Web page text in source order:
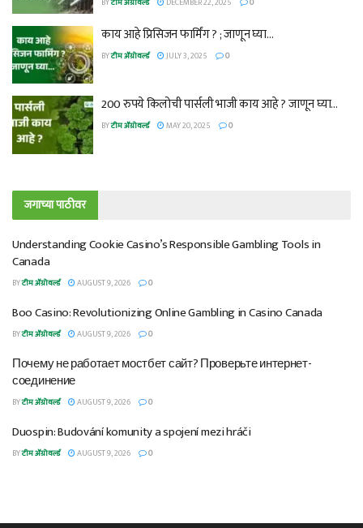
BYटीम ॲग्रोवर्ल्ड DECEMBER 22, 2025 0
काय आहे प्रिसिजन फार्मिंग ? ; जाणून घ्या…
BYटीम ॲग्रोवर्ल्ड JULY 3, 2025 0
200 रुपये किलोची पार्सली भाजी काय आहे ? जाणून घ्या…
BYटीम ॲग्रोवर्ल्ड MAY 20, 2025 0
जगाच्या पाठीवर
Understanding Cookie Casino’s Responsible Gambling Tools in
Canada
BYटीम ॲग्रोवर्ल्ड AUGUST 9, 2026 0
Boo Casino: Revolutionizing Online Gambling in Casino Canada
BYटीम ॲग्रोवर्ल्ड AUGUST 9, 2026 0
Почему не работает мостбет сайт? Проверьте интернет-
соединение
BYटीम ॲग्रोवर्ल्ड AUGUST 9, 2026 0
Duospin: Budování komunity a spojení mezi hráči
BYटीम ॲग्रोवर्ल्ड AUGUST 9, 2026 0